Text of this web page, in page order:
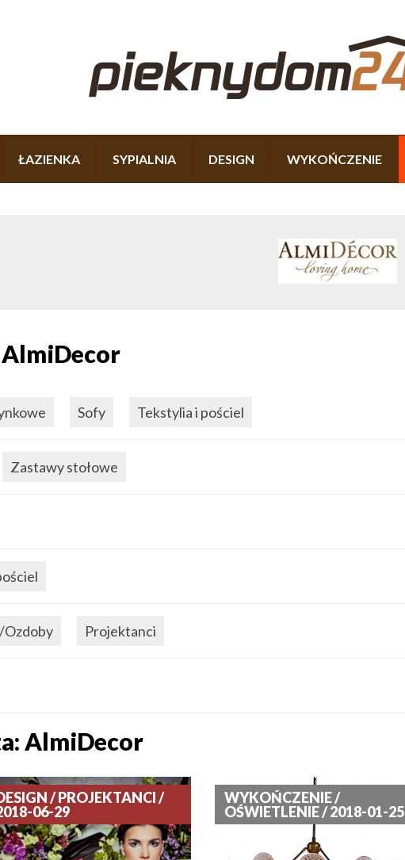
ŁAZIENKA SYPIALNIA DESIGN WYKOŃCZENIE
Sofy Tekstylia i pościel
Zastawy stołowe
Ozdoby Projektanci
AlmiDecor
/ PROJEKTANCI /
06-29
WYKOŃCZENIE /
OŚWIETLENIE / 2018-01-25